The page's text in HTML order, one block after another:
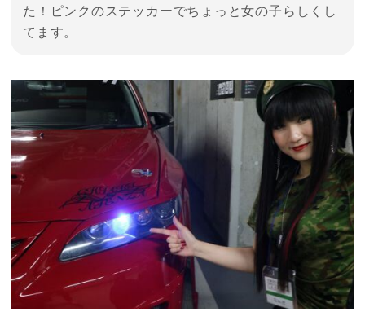
た！ピンクのステッカーでちょっと女の子らしくし
てます。